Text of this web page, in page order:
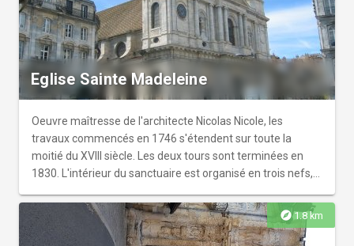
Eglise Sainte Madeleine
Oeuvre maîtresse de l'architecte Nicolas Nicole, les
travaux commencés en 1746 s'étendent sur toute la
moitié du XVIII siècle. Les deux tours sont terminées en
1830. L'intérieur du sanctuaire est organisé en trois nefs,
d'imposants stylobates. L'unité architecturale de
l'ensemble fait de cette église un modèle d'architecture
religieuse du XVIII siècle. La Collégiale dispose d'un espace
explore1.8 km